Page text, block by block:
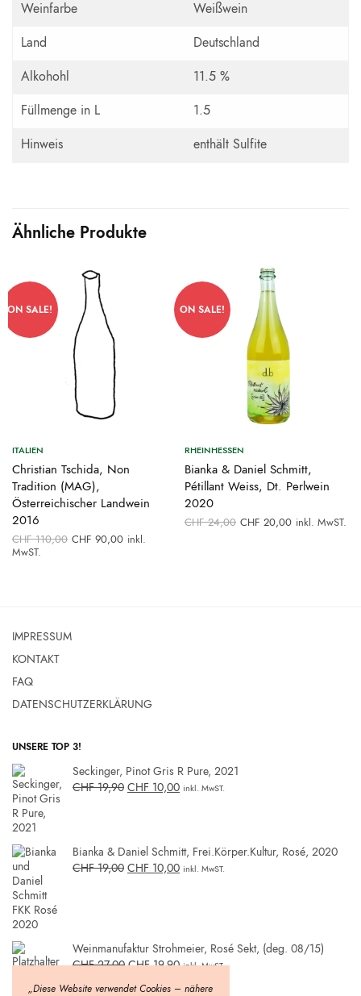
Weinfarbe
Weißwein
Land
Deutschland
Alkohohl
11.5 %
Füllmenge in L
1.5
Hinweis
enthält Sulfite
Ähnliche Produkte
ON SALE!
ITALIEN
Christian Tschida, Non
Tradition (MAG),
Österreichischer Landwein
2016
CHF110,00 Ursprünglicher
Preis war:
CHF 90,00Aktueller
inkl.
MwST.
ON SALE!
RHEINHESSEN
Bianka & Daniel Schmitt,
Pétillant Weiss, Dt. Perlwein
2020
CHF24,00 Ursprünglicher
Preis war:
CHF 20,00Aktueller
inkl. MwST.
IMPRESSUM
KONTAKT
FAQ
DATENSCHUTZERKLÄRUNG
UNSERE TOP 3!
Seckinger, Pinot Gris R Pure, 2021
CHF19,90 CHF 10,00 inkl. MwST.
Bianka & Daniel Schmitt, Frei.Körper.Kultur, Rosé, 2020
CHF19,00 CHF 10,00 inkl. MwST.
Weinmanufaktur Strohmeier, Rosé Sekt, (deg. 08/15)
CHF27,00 CHF19,90 inkl. MwST.
„Diese Website verwendet Cookies – nähere